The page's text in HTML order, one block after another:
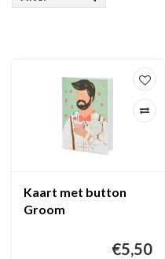
Kaart met button
Groom
€5,50